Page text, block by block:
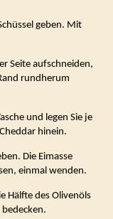
geben. Mit
Seite aufschneiden,
rundherum
und legen Sie je
hinein.
Die Eimasse
einmal wenden.
Hälfte des Olivenöls